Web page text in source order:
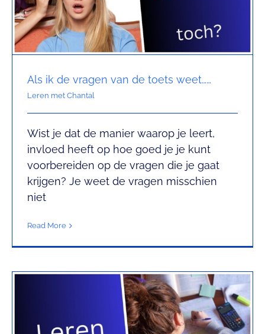
Als ik de vragen van de toets weet……
Leren met Chantal
Wist je dat de manier waarop je leert,
invloed heeft op hoe goed je je kunt
voorbereiden op de vragen die je gaat
krijgen? Je weet de vragen misschien
niet
Read More
Leren is een werkwoord!
Leren met Chantal